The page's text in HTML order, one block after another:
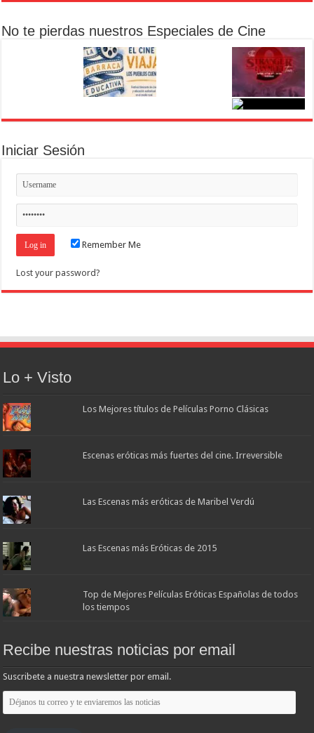
No te pierdas nuestros Especiales de Cine
Iniciar Sesión
Remember Me
Lost your password?
Lo + Visto
Los Mejores títulos de Películas Porno Clásicas
Escenas eróticas más fuertes del cine. Irreversible
Las Escenas más eróticas de Maribel Verdú
Las Escenas más Eróticas de 2015
Top de Mejores Películas Eróticas Españolas de todos
los tiempos
Recibe nuestras noticias por email
Suscribete a nuestra newsletter por email.
Déjanos
tu
correo